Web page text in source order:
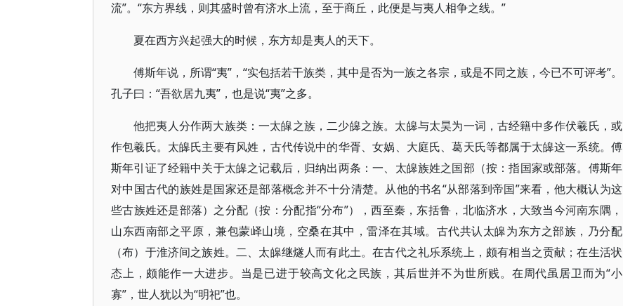
流”。“东方界线，则其盛时曾有济水上流，至于商丘，此便是与夷人相争之线。”
夏在西方兴起强大的时候，东方却是夷人的天下。
傅斯年说，所谓“夷”，“实包括若干族类，其中是否为一族之各宗，或是不同之族，今已不可评考”。
孔子曰：“吾欲居九夷”，也是说“夷”之多。
他把夷人分作两大族类：一太皡之族，二少皞之族。太皞与太昊为一词，古经籍中多作伏羲氏，或
作包羲氏。太皞氏主要有风姓，古代传说中的华胥、女娲、大庭氏、葛天氏等都属于太皞这一系统。傅
斯年引证了经籍中关于太皞之记载后，归纳出两条：一、太皞族姓之国部（按：指国家或部落。傅斯年
对中国古代的族姓是国家还是部落概念并不十分清楚。从他的书名“从部落到帝国”来看，他大概认为这
些古族姓还是部落）之分配（按：分配指“分布”），西至秦，东括鲁，北临济水，大致当今河南东隅，
山东西南部之平原，兼包蒙峄山境，空桑在其中，雷泽在其域。古代共认太皞为东方之部族，乃分配
（布）于淮济间之族姓。二、太皞继燧人而有此土。在古代之礼乐系统上，颇有相当之贡献；在生活状
态上，颇能作一大进步。当是已进于较高文化之民族，其后世并不为世所贱。在周代虽居卫而为“小
寡”，世人犹以为“明祀”也。